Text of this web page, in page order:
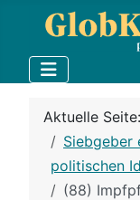
Aktuelle Seite:
Siebgeber
politischen
(88)